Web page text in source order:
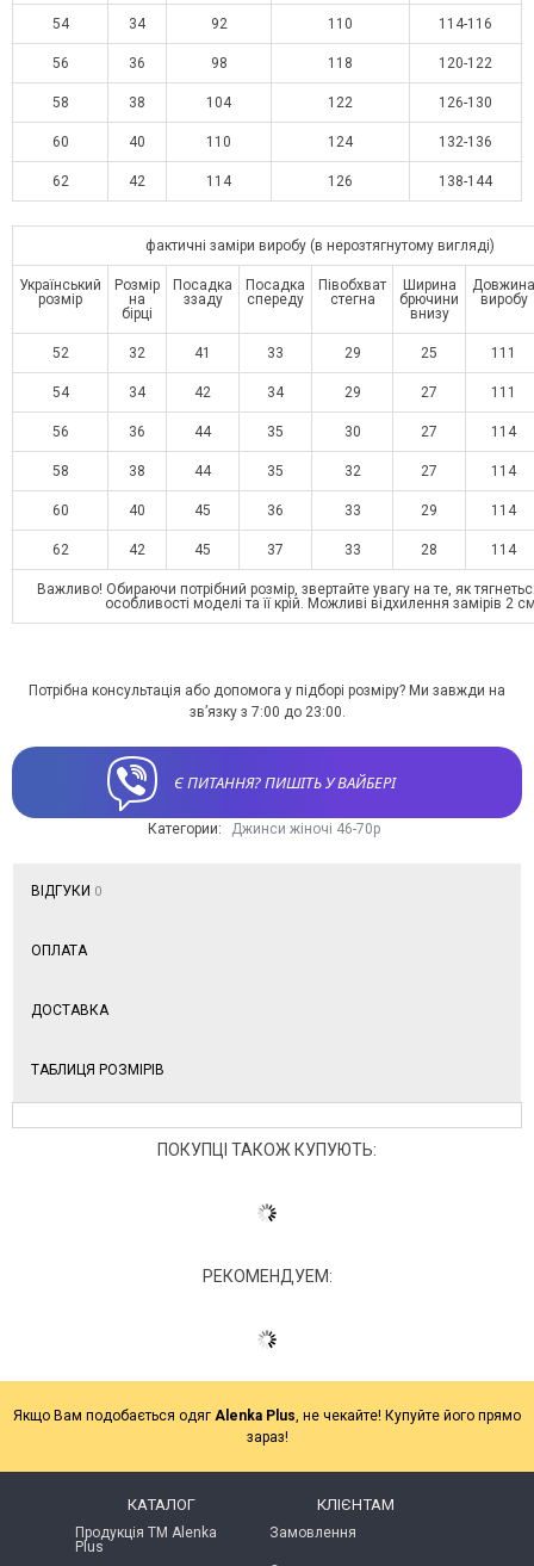
54 34 92 110 114-116
56 36 98 118 120-122
58 38 104 122 126-130
60 40 110 124 132-136
62 42 114 126 138-144
фактичні заміри виробу (в нерозтягнутому вигляді)
Український
розмір
Розмір
на
бірці
Посадка
ззаду
Посадка
спереду
Півобхват
стегна
Ширина
брючини
внизу
Довжина
виробу
52 32 41 33 29 25 111
54 34 42 34 29 27 111
56 36 44 35 30 27 114
58 38 44 35 32 27 114
60 40 45 36 33 29 114
62 42 45 37 33 28 114
Важливо! Обираючи потрібний розмір, звертайте увагу на те, як
особливості моделі та її крій. Можливі відхилення замірів 2
Потрібна консультація або допомога у підборі розміру? Ми завжди на
зв’язку з 7:00 до 23:00.
Є ПИТАННЯ? ПИШІТЬ У ВАЙБЕРІ
Категории: Джинси жіночі 46-70р
ВІДГУКИ 0
ОПЛАТА
ДОСТАВКА
ТАБЛИЦЯ РОЗМІРІВ
ПОКУПЦІ ТАКОЖ КУПУЮТЬ:
РЕКОМЕНДУЕМ:
Якщо Вам подобається одяг Alenka Plus , не чекайте! Купуйте його прямо
зараз!
КАТАЛОГ
Продукція ТМ Alenka
Plus
КЛІЄНТАМ
Замовлення